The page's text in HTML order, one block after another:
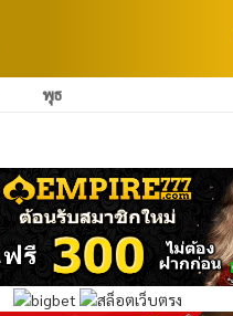
พุธ